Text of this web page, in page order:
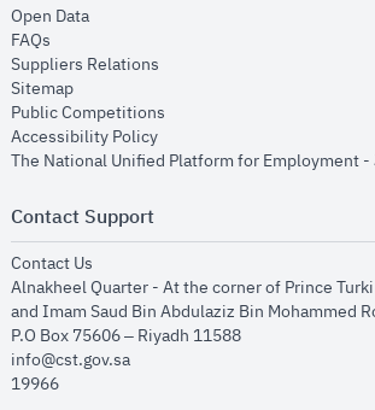
Open Dataopens in new window
FAQs
Suppliers Relations
Sitemapopens in new window
Public Competitions
Accessibility Policyopens in new window
The National Unified Platform for Employment -
Contact Support
Contact Us
Alnakheel Quarter - At the corner of Prince
and Imam Saud Bin Abdulaziz Bin Mohammed
P.O Box 75606 – Riyadh 11588
info@cst.gov.sa
19966